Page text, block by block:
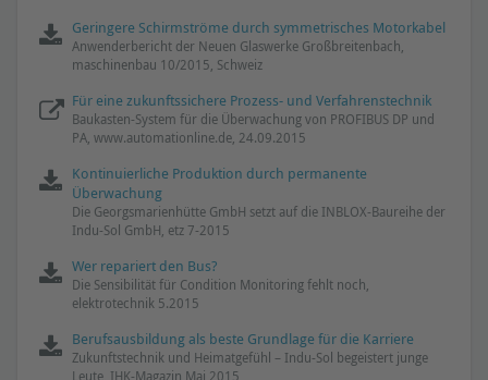
Geringere Schirmströme durch symmetrisches Motorkabel
Anwenderbericht der Neuen Glaswerke Großbreitenbach,
maschinenbau 10/2015, Schweiz
Für eine zukunftssichere Prozess- und Verfahrenstechnik
Baukasten-System für die Überwachung von PROFIBUS DP und
PA, www.automationline.de, 24.09.2015
Kontinuierliche Produktion durch permanente
Überwachung
Die Georgsmarienhütte GmbH setzt auf die INBLOX-Baureihe der
Indu-Sol GmbH, etz 7-2015
Wer repariert den Bus?
Die Sensibilität für Condition Monitoring fehlt noch,
elektrotechnik 5.2015
Berufsausbildung als beste Grundlage für die Karriere
Zukunftstechnik und Heimatgefühl – Indu-Sol begeistert junge
Leute, IHK-Magazin Mai 2015